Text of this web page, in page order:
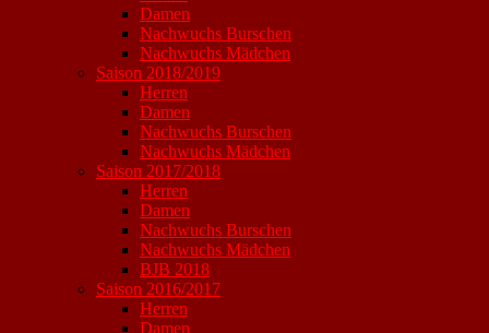
Damen
Nachwuchs Burschen
Nachwuchs Mädchen
Saison 2018/2019
Herren
Damen
Nachwuchs Burschen
Nachwuchs Mädchen
Saison 2017/2018
Herren
Damen
Nachwuchs Burschen
Nachwuchs Mädchen
BJB 2018
Saison 2016/2017
Herren
Damen